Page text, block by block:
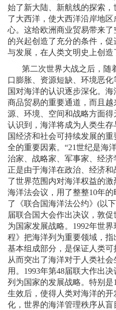
始了新大陆、新航线的探索
了大西洋，使大西洋沿岸地
心。这给欧洲商业贸易带来
的兴起创造了充分的条件，
与发展，在人类文明史上创造
第二次世界大战之后，随
口膨胀、资源短缺、环境恶
国对海洋的认识逐步深化。
商品贸易的重要通道，而且
源、环境、空间和战略方面
认识到，海洋将成为人类生
国经济和社会可持续发展的
全的重要因素。“21世纪是海
治家、战略家、军事家、经
正是由于海洋在政治、经济
了世界范围内对海洋权益的激
海洋法会议，用了整整10年的
了《联合国海洋法公约》 (以
届联合国大会作出决议，敦
为国家发展战略。 1992年世界
程》把海洋列为重要领域，
基本组成部分，是保证人类可
从而突出了海洋对于人类社
用。 1993年第48届联大作出
列为国家的发展战略。特别是
生效后，使得人类对海洋的
化，世界的海洋管理秩序从